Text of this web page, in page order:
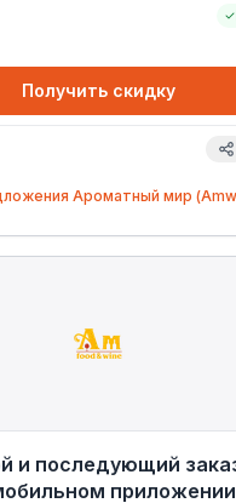
карта. Просто. Удобно.
Получить скидку
Ароматный мир
и последующий